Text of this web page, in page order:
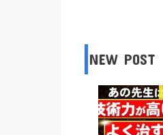
NEW POST